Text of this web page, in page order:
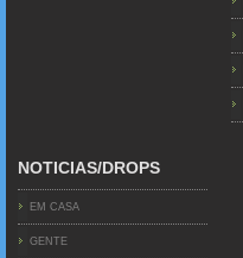
NOTICIAS/DROPS
EM CASA
GENTE